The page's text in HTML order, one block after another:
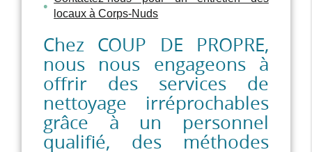
locaux à Corps-Nuds
Chez COUP DE PROPRE,
nous nous engageons à
offrir des services de
nettoyage irréprochables
grâce à un personnel
qualifié, des méthodes